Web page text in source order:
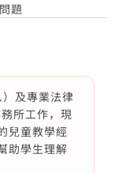
題
及專業法律
所工作，現
兒童教學經
助學生理解